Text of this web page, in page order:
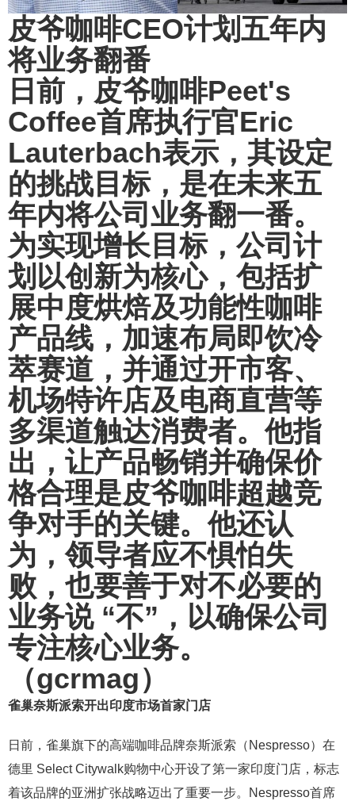
皮爷咖啡CEO计划五年内
将业务翻番
日前，皮爷咖啡Peet's
Coffee首席执行官Eric
Lauterbach表示，其设定
的挑战目标，是在未来五
年内将公司业务翻一番。
为实现增长目标，公司计
划以创新为核心，包括扩
展中度烘焙及功能性咖啡
产品线，加速布局即饮冷
萃赛道，并通过开市客、
机场特许店及电商直营等
多渠道触达消费者。他指
出，让产品畅销并确保价
格合理是皮爷咖啡超越竞
争对手的关键。他还认
为，领导者应不惧怕失
败，也要善于对不必要的
业务说 “不”，以确保公司
专注核心业务。
（gcrmag）
雀巢奈斯派索开出印度市场首家门店
日前，雀巢旗下的高端咖啡品牌奈斯派索（Nespresso）在
德里 Select Citywalk购物中心开设了第一家印度门店，标志
着该品牌的亚洲扩张战略迈出了重要一步。Nespresso首席